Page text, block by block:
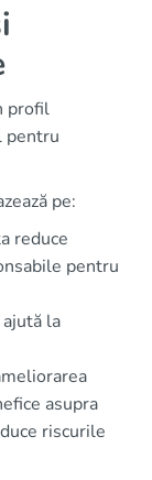
profil
pentru
pe:
reduce
pentru
la
asupra
riscurile